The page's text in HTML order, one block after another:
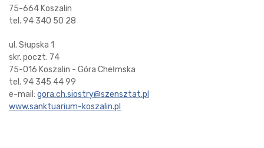
75-664 Koszalin
tel. 94 340 50 28
ul. Słupska 1
skr. poczt. 74
75-016 Koszalin - Góra Chełmska
tel. 94 345 44 99
e-mail: gora.ch.siostry@szensztat.pl
www.sanktuarium-koszalin.pl